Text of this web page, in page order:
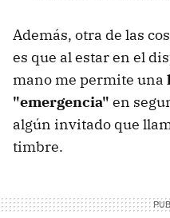
Además, otra de las
es que al estar en el
mano me permite una
"emergencia" en
algún invitado que
timbre.